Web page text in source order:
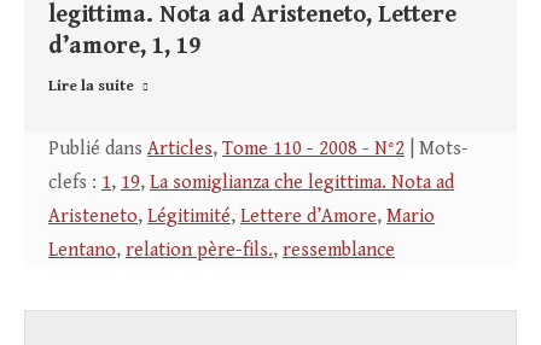
legittima. Nota ad Aristeneto, Lettere
d’amore, 1, 19
Lire la suite
Publié dans Articles, Tome 110 - 2008 - N°2 | Mots-
clefs : 1, 19, La somiglianza che legittima. Nota ad
Aristeneto, Légitimité, Lettere d’Amore, Mario
Lentano, relation père-fils., ressemblance